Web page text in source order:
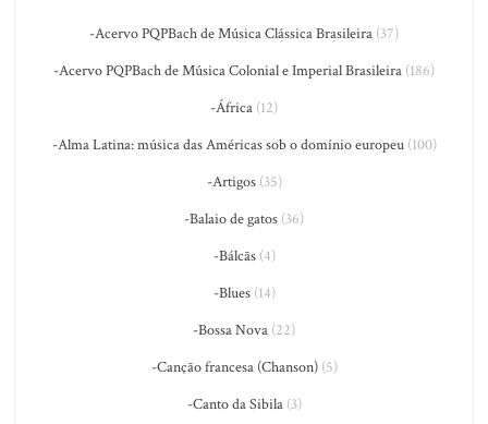
-Acervo PQPBach de Música Clássica Brasileira (37)
-Acervo PQPBach de Música Colonial e Imperial Brasileira (186)
-África (12)
-Alma Latina: música das Américas sob o domínio europeu(100)
-Artigos(35)
-Balaio de gatos (36)
-Bálcãs(4)
-Blues(14)
-Bossa Nova (22)
-Canção francesa (Chanson)(5)
-Canto da Sibila(3)